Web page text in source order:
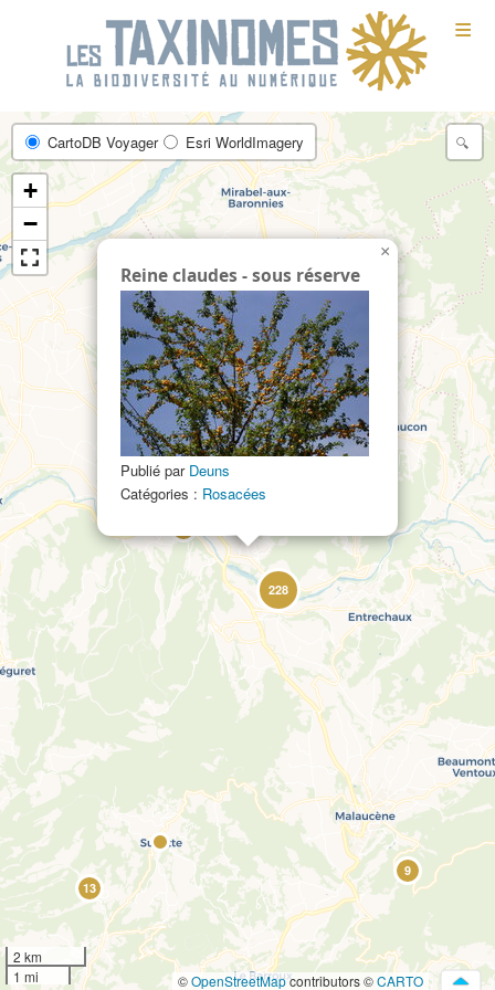
≡
9
13
228
Reine claudes - sous réserve
Publié par Deuns
Catégories : Rosacées
×
CartoDB Voyager Esri WorldImagery
+
−
2 km
1 mi
©OpenStreetMapcontributors ©CARTO